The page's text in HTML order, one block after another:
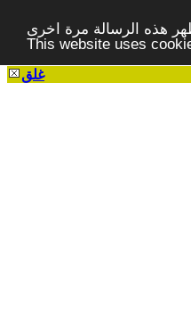
هذه الرسالة مرة اخرى -
This website uses
غلق